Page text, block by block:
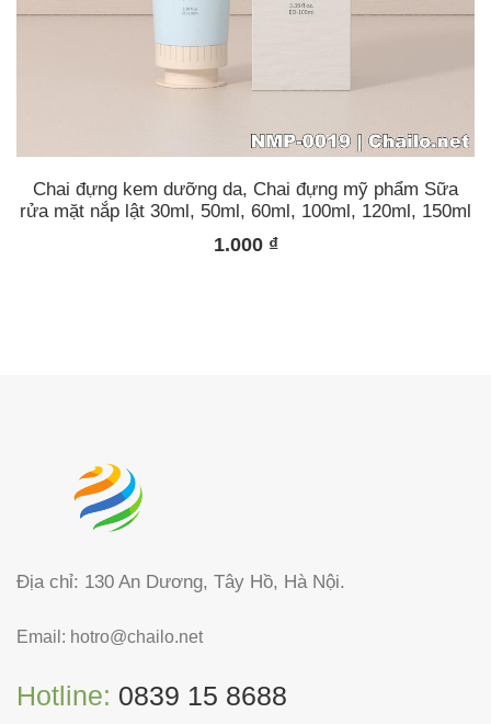
Chai đựng kem dưỡng da, Chai đựng mỹ phẩm Sữa
rửa mặt nắp lật 30ml, 50ml, 60ml, 100ml, 120ml, 150ml
1.000 ₫
Địa chỉ: 130 An Dương, Tây Hồ, Hà Nội.
Email: hotro@chailo.net
Hotline: 0839 15 8688